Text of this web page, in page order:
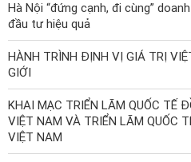
Hà Nội “đứng cạnh, đi cùng”
đầu tư hiệu quả
HÀNH TRÌNH ĐỊNH VỊ GIÁ TRỊ
GIỚI
KHAI MẠC TRIỂN LÃM QUỐC TẾ
VIỆT NAM VÀ TRIỂN LÃM QUỐC
VIỆT NAM